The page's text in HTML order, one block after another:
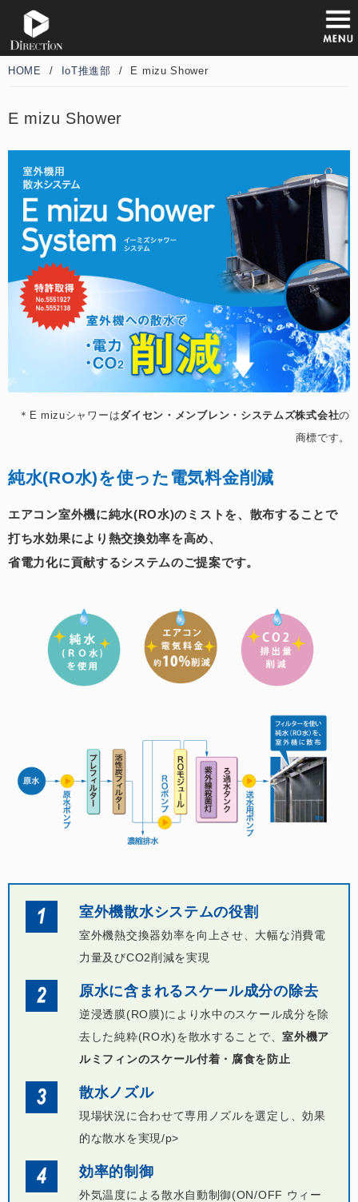
HOME / IoT推進部 / E mizu Shower
E mizu Shower
＊E mizuシャワーはダイセン・メンブレン・システムズ株式会社の
商標です。
純水(RO水)を使った電気料金削減
エアコン室外機に純水(RO水)のミストを、散布することで
打ち水効果により熱交換効率を高め、
省電力化に貢献するシステムのご提案です。
室外機散水システムの役割
室外機熱交換器効率を向上させ、大幅な消費電
力量及びCO2削減を実現
原水に含まれるスケール成分の除去
逆浸透膜(RO膜)により水中のスケール成分を除
去した純粋(RO水)を散水することで、室外機ア
ルミフィンのスケール付着・腐食を防止
散水ノズル
現場状況に合わせて専用ノズルを選定し、効果
的な散水を実現/p>
効率的制御
外気温度による散水自動制御(ON/OFF ウィー